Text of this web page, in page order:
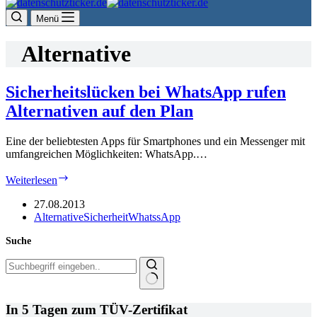
Menü
Alternative
Sicherheitslücken bei WhatsApp rufen
Alternativen auf den Plan
Eine der beliebtesten Apps für Smartphones und ein Messenger mit
umfangreichen Möglichkeiten: WhatsApp.…
Weiterlesen
WhatsApp
rufen
Plan
27.08.2013
AlternativeSicherheitWhatssApp
Suche
Ergebnisse
In 5 Tagen zum TÜV-Zertifikat